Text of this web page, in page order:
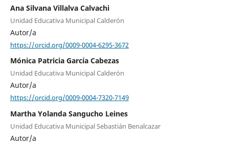
Ana Silvana Villalva Calvachi
Unidad Educativa Municipal Calderón
Autor/a
https://orcid.org/0009-0004-6295-3672
Mónica Patricia García Cabezas
Unidad Educativa Municipal Calderón
Autor/a
https://orcid.org/0009-0004-7320-7149
Martha Yolanda Sangucho Leines
Unidad Educativa Municipal Sebastián Benalcazar
Autor/a